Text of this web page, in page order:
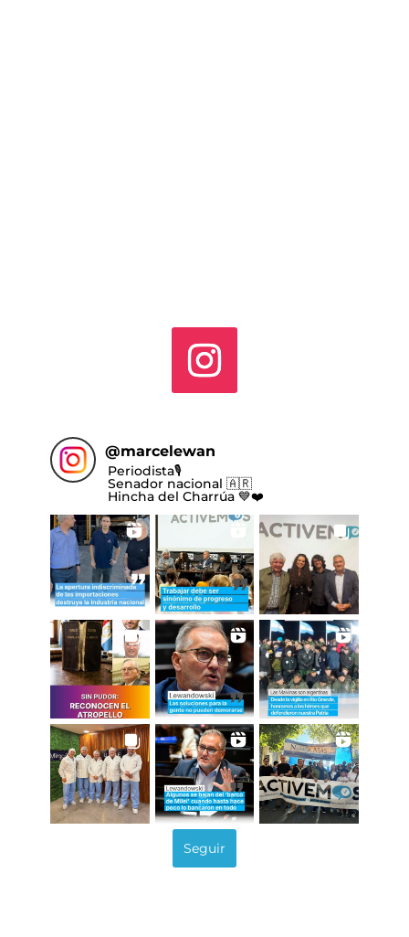
@marcelewan
Periodista🎙️
Senador nacional 🇦🇷
Hincha del Charrúa 💙❤️
Seguir